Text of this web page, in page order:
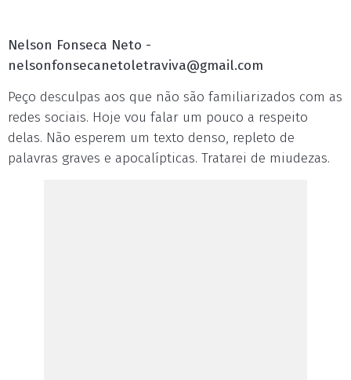
Nelson Fonseca Neto -
nelsonfonsecanetoletraviva@gmail.com
Peço desculpas aos que não são familiarizados com as
redes sociais. Hoje vou falar um pouco a respeito
delas. Não esperem um texto denso, repleto de
palavras graves e apocalípticas. Tratarei de miudezas.